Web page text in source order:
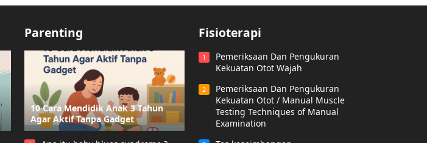
Parenting
10 Cara Mendidik Anak 3 Tahun
Agar Aktif Tanpa Gadget
Fisioterapi
1
Pemeriksaan Dan Pengukuran
Kekuatan Otot Wajah
2
Pemeriksaan Dan Pengukuran
Kekuatan Otot / Manual Muscle
Testing Techniques of Manual
Examination